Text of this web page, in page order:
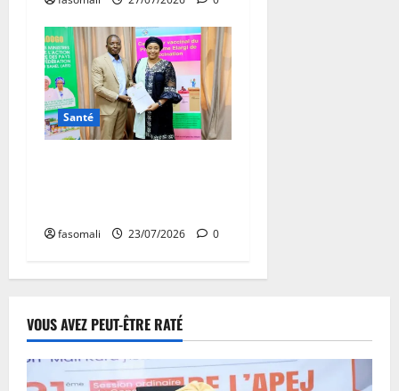
Santé
fasomali 23/07/2026 0
VOUS AVEZ PEUT-ÊTRE RATÉ